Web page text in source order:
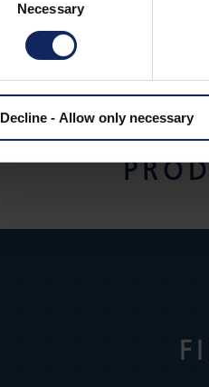
Necessary
Decline - Allow only necessary